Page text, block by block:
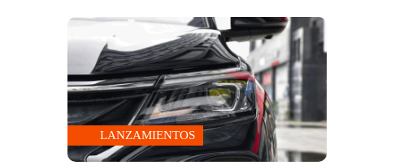
LANZAMIENTOS